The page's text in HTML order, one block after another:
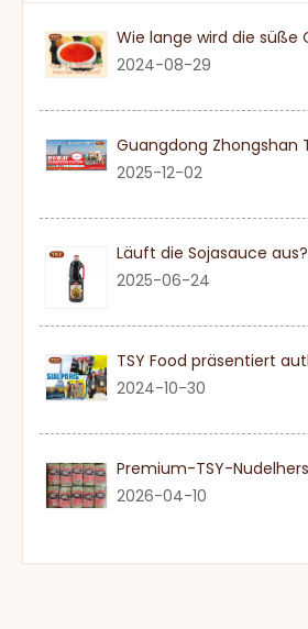
2024-08-29
2025-12-02
Läuft die Sojasauce aus?
2025-06-24
2024-10-30
2026-04-10